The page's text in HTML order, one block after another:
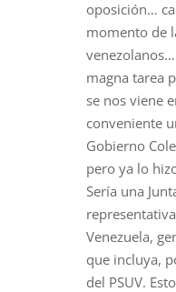
oposición…
momento de
magna tarea
se nos viene
conveniente
Gobierno
pero ya lo
Sería una
Venezuela,
que incluya,
del PSUV.